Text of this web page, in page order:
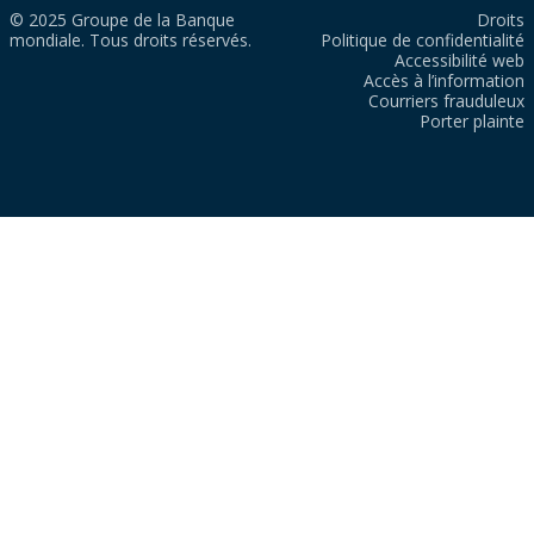
© 2025 Groupe de la Banque
mondiale. Tous droits réservés.
Droits
Politique de confidentialité
Accessibilité web
Accès à l’information
Courriers frauduleux
Porter plainte